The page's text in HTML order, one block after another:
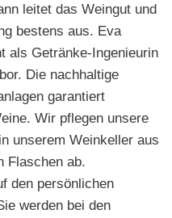
leitet das Weingut und
bestens aus. Eva
als Getränke-Ingenieurin
Die nachhaltige
garantiert
Wir pflegen unsere
unserem Weinkeller aus
Flaschen ab.
den persönlichen
werden bei den